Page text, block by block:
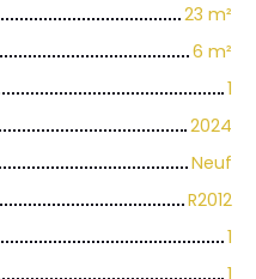
23 m²
6 m²
1
2024
Neuf
R2012
1